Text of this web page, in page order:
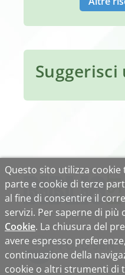
Questo sito utilizza
parte e cookie di terze
al fine di consentire il
servizi. Per saperne di più
Cookie. La chiusura del
avere espresso
continuazione della
cookie o altri strumenti di